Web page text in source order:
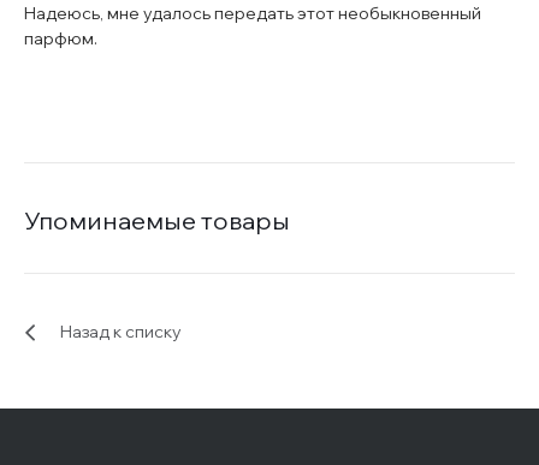
Надеюсь, мне удалось передать этот необыкновенный
парфюм.
Упоминаемые товары
Назад к списку